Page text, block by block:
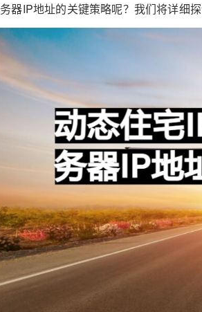
器IP地址的关键策略呢？我们将详细